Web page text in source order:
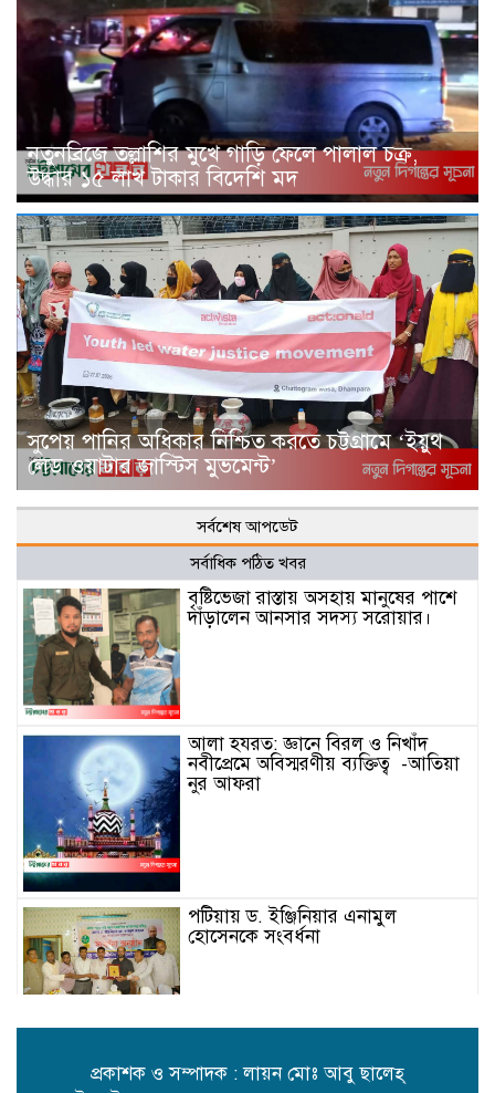
নতুনব্রিজে তল্লাশির মুখে গাড়ি ফেলে পালাল চক্র,
উদ্ধার ১৫ লাখ টাকার বিদেশি মদ
সুপেয় পানির অধিকার নিশ্চিত করতে চট্টগ্রামে ‘ইয়ুথ
লেড ওয়াটার জাস্টিস মুভমেন্ট’
সর্বশেষ আপডেট
সর্বাধিক পঠিত খবর
বৃষ্টিভেজা রাস্তায় অসহায় মানুষের পাশে
দাঁড়ালেন আনসার সদস্য সরোয়ার।
আলা হযরত: জ্ঞানে বিরল ও নিখাঁদ
নবীপ্রেমে অবিস্মরণীয় ব্যক্তিত্ব -আতিয়া
নুর আফরা
পটিয়ায় ড. ইঞ্জিনিয়ার এনামুল
হোসেনকে সংবর্ধনা
বাইশে শ্রাবণ: মানুষের হৃদয়ে
কান্তি বড়ুয়া
প্রকাশক ও সম্পাদক : লায়ন মোঃ আবু ছালেহ্